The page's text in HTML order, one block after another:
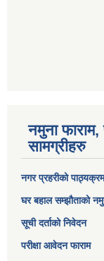
नमुना
सामग्रीहरु
नगर प्रहरीको पाठ्यक्रम
घर बहाल सम्झौताको
सूची दर्ताको निवेदन
परीक्षा आवेदन फाराम